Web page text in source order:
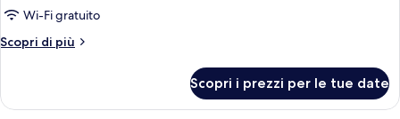
Superior,
letti
Wi-Fi gratuito
Scopri di più
Altri
Superior,
Scopri i prezzi per le tue date